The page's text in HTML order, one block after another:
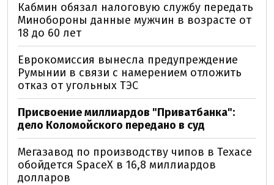
Кабмин обязал налоговую службу передать
Минобороны данные мужчин в возрасте от
18 до 60 лет
Еврокомиссия вынесла предупреждение
Румынии в связи с намерением отложить
отказ от угольных ТЭС
Присвоение миллиардов "Приватбанка":
дело Коломойского передано в суд
Мегазавод по производству чипов в Техасе
обойдется SpaceX в 16,8 миллиардов
долларов